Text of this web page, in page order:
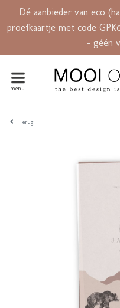
Dé aanbieder van eco
proefkaartje met code
- géén
menu
Terug